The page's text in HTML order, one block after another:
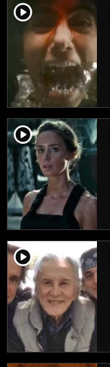
player2
player2
player2